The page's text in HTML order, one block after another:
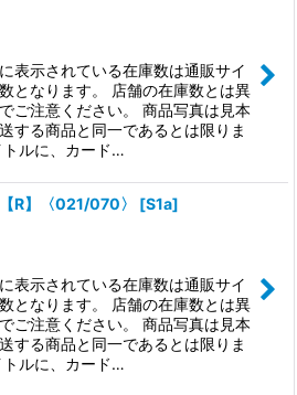
表示されている在庫数は通販サイ
となります。 店舗の在庫数とは異
ご注意ください。 商品写真は見本
する商品と同一であるとは限りま
ルに、カード…
R】〈021/070〉 [S1a]
表示されている在庫数は通販サイ
となります。 店舗の在庫数とは異
ご注意ください。 商品写真は見本
する商品と同一であるとは限りま
ルに、カード…